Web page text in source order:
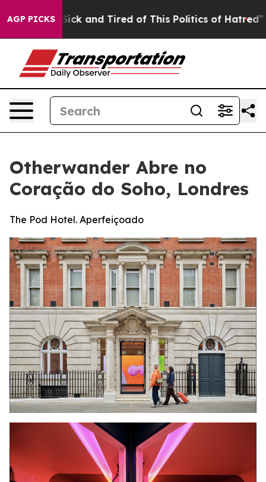
AGP PICKS
Sick and Tired of This Politics of Hatred” The
Otherwander Abre no
Coração do Soho, Londres
The Pod Hotel. Aperfeiçoado